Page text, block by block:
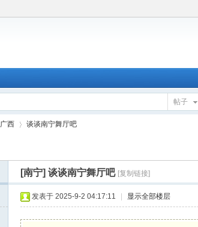
帖子
广西 谈谈南宁舞厅吧
[南宁] 谈谈南宁舞厅吧 [复制链接]
发表于 2025-9-2 04:17:11 显示全部楼层